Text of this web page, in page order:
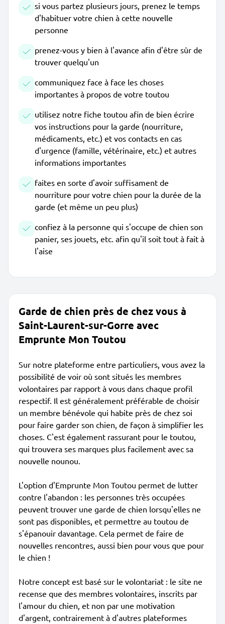
si vous partez plusieurs jours, prenez le temps
d'habituer votre chien à cette nouvelle
personne
prenez-vous y bien à l'avance afin d'être sûr de
trouver quelqu'un
communiquez face à face les choses
importantes à propos de votre toutou
utilisez notre fiche toutou afin de bien écrire
vos instructions pour la garde (nourriture,
médicaments, etc.) et vos contacts en cas
d'urgence (famille, vétérinaire, etc.) et autres
informations importantes
faites en sorte d'avoir suffisament de
nourriture pour votre chien pour la durée de la
garde (et même un peu plus)
confiez à la personne qui s'occupe de chien son
panier, ses jouets, etc. afin qu'il soit tout à fait à
l'aise
Garde de chien près de chez vous à
Saint-Laurent-sur-Gorre avec
Emprunte Mon Toutou
Sur notre plateforme entre particuliers, vous avez la
possibilité de voir où sont situés les membres
volontaires par rapport à vous dans chaque profil
respectif. Il est généralement préférable de choisir
un membre bénévole qui habite près de chez soi
pour faire garder son chien, de façon à simplifier les
choses. C'est également rassurant pour le toutou,
qui trouvera ses marques plus facilement avec sa
nouvelle nounou.
L'option d'Emprunte Mon Toutou permet de lutter
contre l'abandon : les personnes très occupées
peuvent trouver une garde de chien lorsqu'elles ne
sont pas disponibles, et permettre au toutou de
s'épanouir davantage. Cela permet de faire de
nouvelles rencontres, aussi bien pour vous que pour
le chien !
Notre concept est basé sur le volontariat : le site ne
recense que des membres volontaires, inscrits par
l'amour du chien, et non par une motivation
d'argent, contrairement à d'autres plateformes